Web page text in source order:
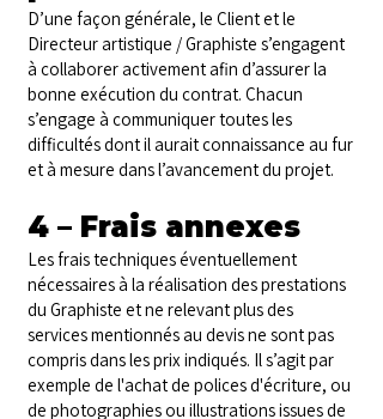
D’une façon générale, le Client et le
Directeur artistique / Graphiste s’engagent
à collaborer activement afin d’assurer la
bonne exécution du contrat. Chacun
s’engage à communiquer toutes les
difficultés dont il aurait connaissance au fur
et à mesure dans l’avancement du projet.
4 – Frais annexes
Les frais techniques éventuellement
nécessaires à la réalisation des prestations
du Graphiste et ne relevant plus des
services mentionnés au devis ne sont pas
compris dans les prix indiqués. Il s’agit par
exemple de l'achat de polices d'écriture, ou
de photographies ou illustrations issues de